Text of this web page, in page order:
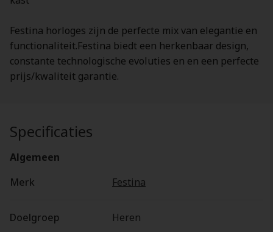
Festina horloges zijn de perfecte mix van elegantie en
functionaliteit.Festina biedt een herkenbaar design,
constante technologische evoluties en en een perfecte
prijs/kwaliteit garantie.
Specificaties
Algemeen
Merk
Festina
Doelgroep Heren